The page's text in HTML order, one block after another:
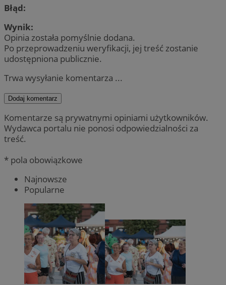
Błąd:
Wynik:
Opinia została pomyślnie dodana.
Po przeprowadzeniu weryfikacji, jej treść zostanie
udostępniona publicznie.
Trwa wysyłanie komentarza ...
Dodaj komentarz
Komentarze są prywatnymi opiniami użytkowników.
Wydawca portalu nie ponosi odpowiedzialności za
treść.
* pola obowiązkowe
Najnowsze
Popularne